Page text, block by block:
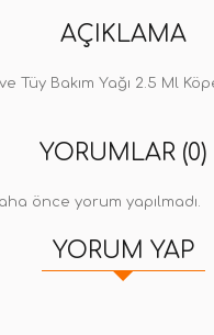
AÇIKLAMA
Tüy Bakım Yağı 2.5 Ml
YORUMLAR (0)
önce yorum yapılmadı.
YORUM YAP